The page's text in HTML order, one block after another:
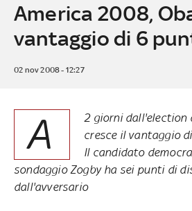
America 2008,
vantaggio di 6
02 nov 2008 - 12:27
A
2 giorni
cresce il vantaggio
Il candidato
sondaggio Zogby ha sei punti di
dall'avversario